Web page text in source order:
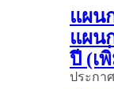
แผน
แผน
ปี (เ
ประกา